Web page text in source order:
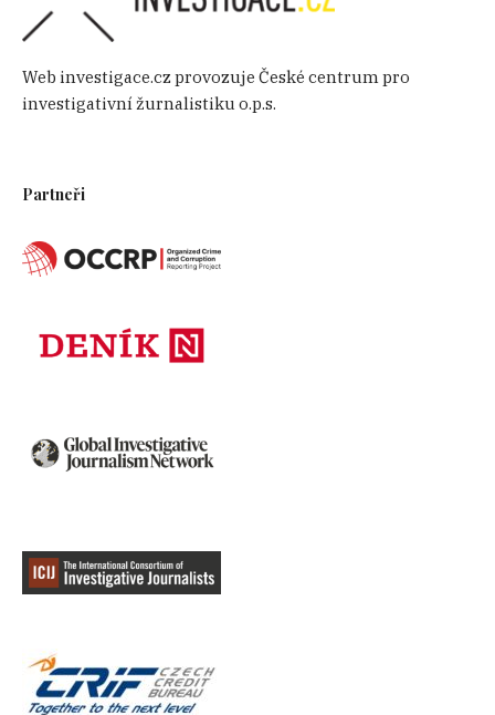
Web investigace.cz provozuje České centrum pro
investigativní žurnalistiku o.p.s.
Partneři